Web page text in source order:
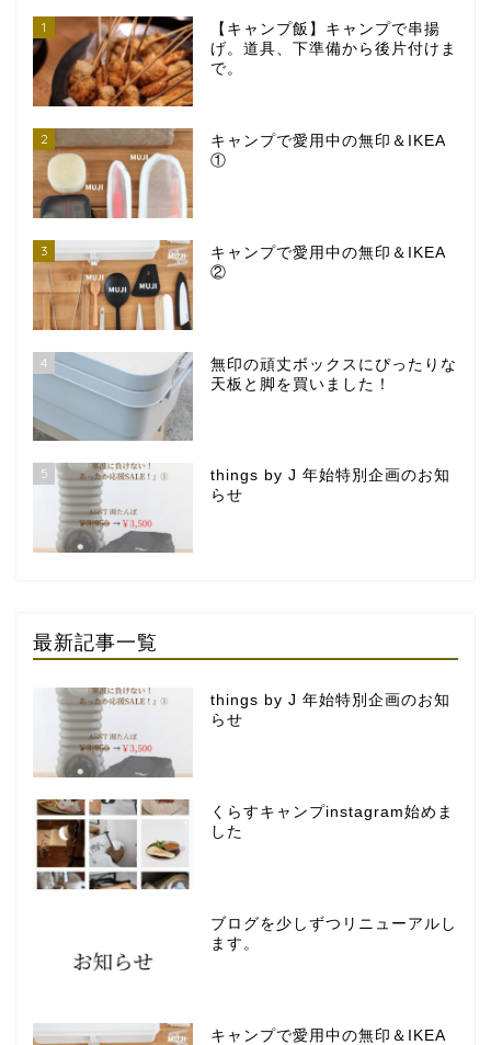
1
【キャンプ飯】キャンプで串揚
げ。道具、下準備から後片付けま
で。
2
キャンプで愛用中の無印＆IKEA
①
3
キャンプで愛用中の無印＆IKEA
②
4
無印の頑丈ボックスにぴったりな
天板と脚を買いました！
5
things by J 年始特別企画のお知
らせ
最新記事一覧
things by J 年始特別企画のお知
らせ
くらすキャンプinstagram始めま
した
ブログを少しずつリニューアルし
ます。
キャンプで愛用中の無印＆IKEA